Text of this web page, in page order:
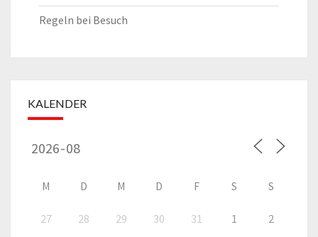
Regeln bei Besuch
KALENDER
M D M D F S S
27 28 29 30 31 1 2